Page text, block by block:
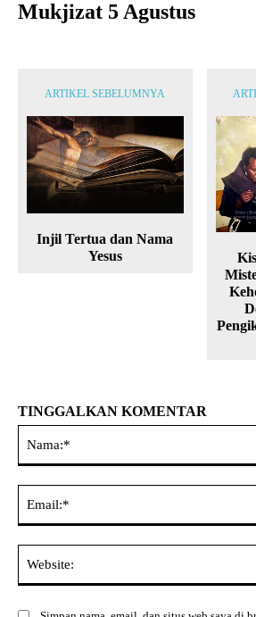
Mukjizat 5 Agustus
ARTIKEL SEBELUMNYA
Injil Tertua dan Nama
Yesus
TINGGALKAN KOMENTAR